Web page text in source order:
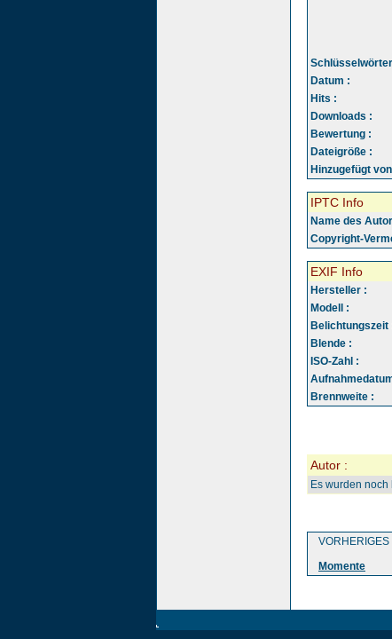
Datum :
Hits :
Downloads :
Bewertung :
Dateigröße :
Hinzugefügt
IPTC Info
Name des
Copyright-
EXIF Info
Hersteller :
Modell :
Belichtungszeit
Blende :
ISO-Zahl :
Brennweite :
Autor :
Es wurden
VORHERIGES
Momente